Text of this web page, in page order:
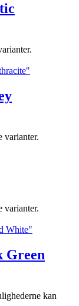
varianter.
varianter.
Green
kan